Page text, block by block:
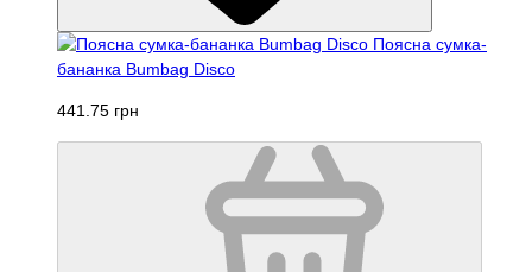
Поясна сумка-
бананка Bumbag Disco
441.75 грн